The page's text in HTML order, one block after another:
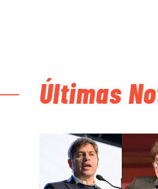
Últimas